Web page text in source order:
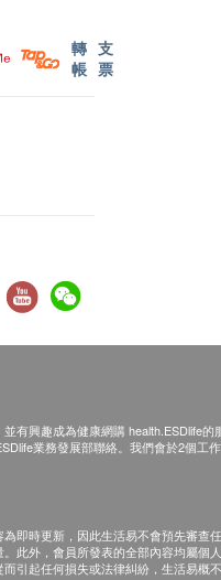
轉
帳
支
票
有興趣成為健康網購 health.ESDlife的
業務發展部聯絡。我們會於2個工
即時更新，因此生活易不會預先審查
此外，會員所發表的全部內容均屬個
引起任何損失或法律糾紛，生活易概